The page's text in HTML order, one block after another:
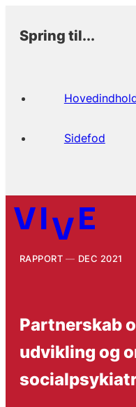
Spring til...
Sidefod
RAPPORT DEC 2021
Partnerskab
udvikling og